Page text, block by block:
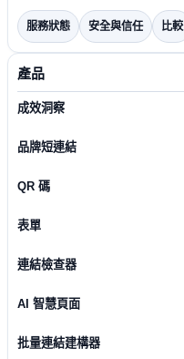
服務狀態 安全與信任 比較
產品
成效洞察
品牌短連結
QR 碼
表單
連結檢查器
AI 智慧頁面
批量連結建構器